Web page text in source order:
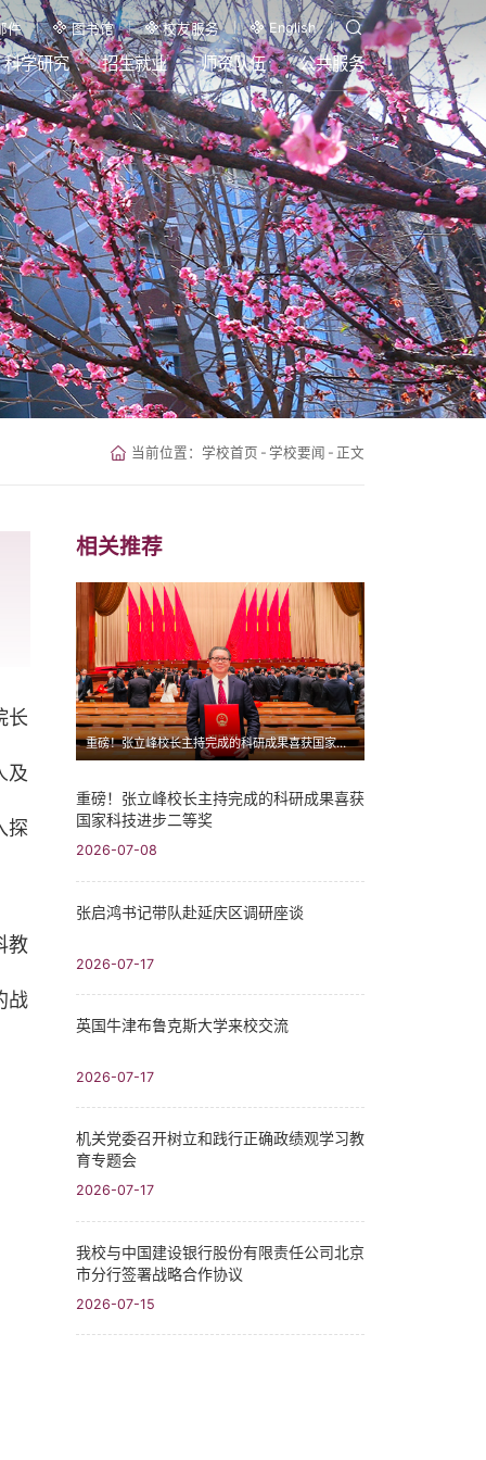
件 图书馆 校友服务 English
科学研究 招生就业 师资队伍 公共服务
当前位置： 学校首页 - 学校要闻 - 正文
长
及
探
教
战
相关推荐
重磅！张立峰校长主持完成的科研成果喜获国家科技进步二等奖
重磅！张立峰校长主持完成的科研成果喜获
国家科技进步二等奖
2026-07-08
张启鸿书记带队赴延庆区调研座谈
2026-07-17
英国牛津布鲁克斯大学来校交流
2026-07-17
机关党委召开树立和践行正确政绩观学习教
育专题会
2026-07-17
我校与中国建设银行股份有限责任公司北京
市分行签署战略合作协议
2026-07-15